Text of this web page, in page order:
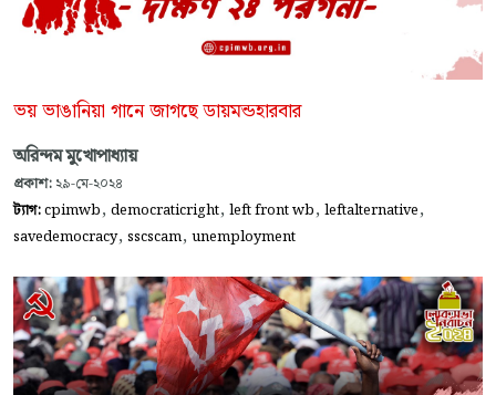
ভয় ভাঙানিয়া গানে জাগছে ডায়মন্ডহারবার
অরিন্দম মুখোপাধ্যায়
প্রকাশ: ২৯-মে-২০২৪
ট্যাগ:cpimwb, democraticright, left front wb, leftalternative,
savedemocracy, sscscam, unemployment